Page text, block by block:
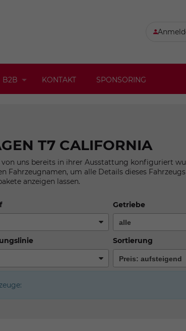
B2B KONTAKT SPONSORING
T7 CALIFORNIA
von uns bereits in ihrer Ausstattung konfiguriert
Fahrzeugnamen, um alle Details dieses
anzeigen lassen.
Getriebe
Sortierung